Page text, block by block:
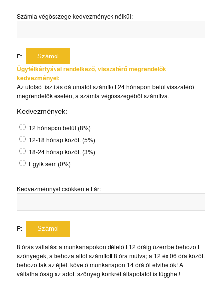
Számla végösszege kedvezmények nélkül:
Ft
Ügyfélkártyával rendelkező, visszatérő megrendelők
kedvezményei:
Az utolsó tisztítás dátumától számított 24 hónapon belül visszatérő
megrendelők esetén, a számla végösszegéből számítva.
Kedvezmények:
12 hónapon belül (8%)
12-18 hónap között (5%)
18-24 hónap között (3%)
Egyik sem (0%)
Kedvezménnyel csökkentett ár:
Ft
8 órás vállalás: a munkanapokon délelőtt 12 óráig üzembe behozott
szőnyegek, a behozataltól számított 8 óra múlva; a 12 és 06 óra között
behozottak az éjfélt követő munkanapon 14 órától elvihetők! A
vállalhatóság az adott szőnyeg konkrét állapotától is függhet!